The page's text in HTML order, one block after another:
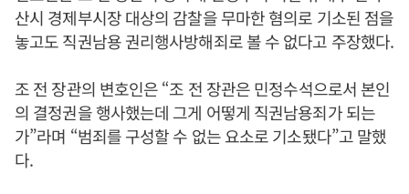
산시 경제부시장 대상의 감찰을 무마한 혐의로 기소된 점을
놓고도 직권남용 권리행사방해죄로 볼 수 없다고 주장했다.
조 전 장관의 변호인은 “조 전 장관은 민정수석으로서 본인
의 결정권을 행사했는데 그게 어떻게 직권남용죄가 되는
가”라며 “범죄를 구성할 수 없는 요소로 기소됐다”고 말했
다.